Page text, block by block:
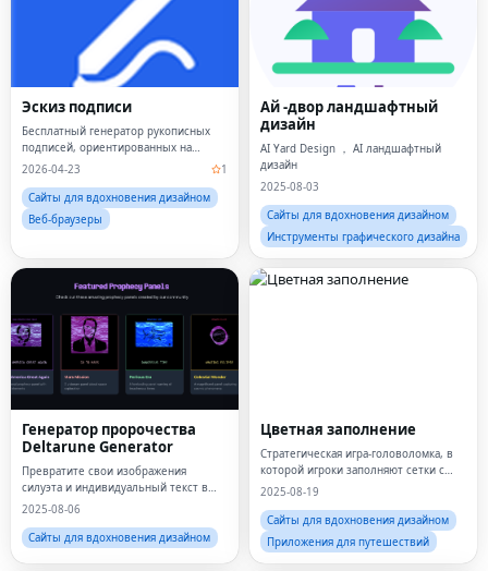
Эскиз подписи
Бесплатный генератор рукописных
подписей, ориентированных на
конфиденциальность
2026-04-23
1
Сайты для вдохновения дизайном
Веб-браузеры
Ай -двор ландшафтный
дизайн
AI Yard Design ， AI ландшафтный
дизайн
2025-08-03
Сайты для вдохновения дизайном
Инструменты графического дизайна
Генератор пророчества
Deltarune Generator
Превратите свои изображения
силуэта и индивидуальный текст в
мощные, таинственные панели
2025-08-06
Сайты для вдохновения дизайном
Цветная заполнение
Стратегическая игра-головоломка, в
которой игроки заполняют сетки с
цветами.
2025-08-19
Сайты для вдохновения дизайном
Приложения для путешествий